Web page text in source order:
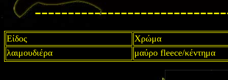
Είδος
Χρώμα
λαιμουδιέρα
μαύρο fleece/κέντημα